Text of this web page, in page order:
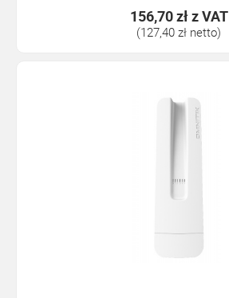
156,70 złz VAT
(127,40 zł netto)